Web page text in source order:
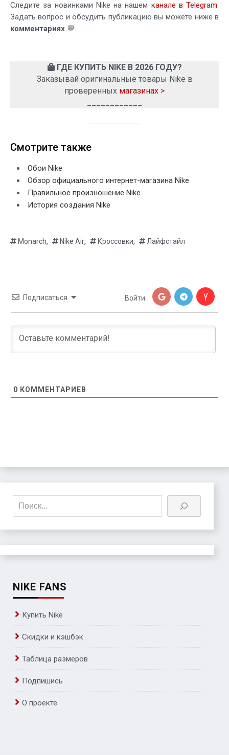
Следите за новинками Nike на нашем канале в Telegram.
Задать вопрос и обсудить публикацию вы можете ниже в
комментариях 💬.
ГДЕ КУПИТЬ NIKE В 2026 ГОДУ?
Заказывай оригинальные товары Nike в
проверенных магазинах >
Смотрите также
Обои Nike
Обзор официального интернет-магазина Nike
Правильное произношение Nike
История создания Nike
Monarch, Nike Air, Кроссовки, Лайфстайл
Подписаться Войти:
0 КОММЕНТАРИЕВ
Поиск
NIKE FANS
Купить Nike
Скидки и кэшбэк
Таблица размеров
Подпишись
О проекте